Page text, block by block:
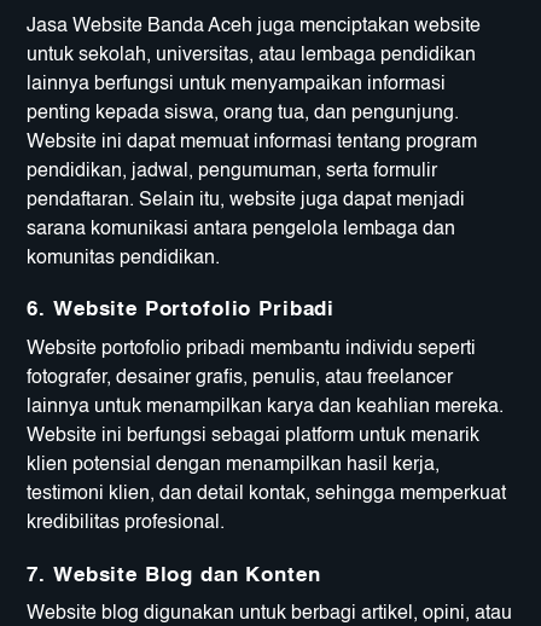
Jasa Website Banda Aceh juga menciptakan website
untuk sekolah, universitas, atau lembaga pendidikan
lainnya berfungsi untuk menyampaikan informasi
penting kepada siswa, orang tua, dan pengunjung.
Website ini dapat memuat informasi tentang program
pendidikan, jadwal, pengumuman, serta formulir
pendaftaran. Selain itu, website juga dapat menjadi
sarana komunikasi antara pengelola lembaga dan
komunitas pendidikan.
6. Website Portofolio Pribadi
Website portofolio pribadi membantu individu seperti
fotografer, desainer grafis, penulis, atau freelancer
lainnya untuk menampilkan karya dan keahlian mereka.
Website ini berfungsi sebagai platform untuk menarik
klien potensial dengan menampilkan hasil kerja,
testimoni klien, dan detail kontak, sehingga memperkuat
kredibilitas profesional.
7. Website Blog dan Konten
Website blog digunakan untuk berbagi artikel, opini, atau